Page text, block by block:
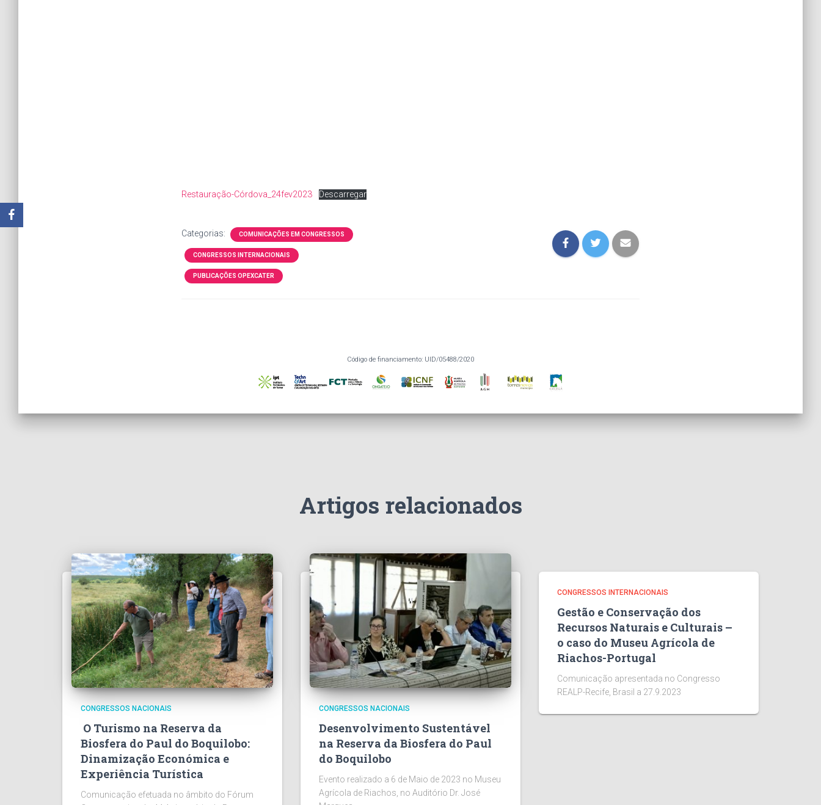
Restauração-Córdova_24fev2023 Descarregar
Categorias: COMUNICAÇÕES EM CONGRESSOS
CONGRESSOS INTERNACIONAIS
PUBLICAÇÕES OPEXCATER
Código de financiamento: UID/05488/2020
Artigos relacionados
CONGRESSOS NACIONAIS
O Turismo na Reserva da
Biosfera do Paul do Boquilobo:
Dinamização Económica e
Experiência Turística
Comunicação efetuada no âmbito do Fórum
CONGRESSOS NACIONAIS
Desenvolvimento Sustentável
na Reserva da Biosfera do Paul
do Boquilobo
Evento realizado a 6 de Maio de 2023 no Museu
Agrícola de Riachos, no Auditório Dr. José
CONGRESSOS INTERNACIONAIS
Gestão e Conservação dos
Recursos Naturais e Culturais –
o caso do Museu Agrícola de
Riachos-Portugal
Comunicação apresentada no Congresso
REALP-Recife, Brasil a 27.9.2023